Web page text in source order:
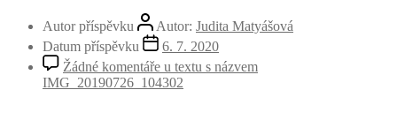
Autor příspěvku Autor: Judita Matyášová
Datum příspěvku
6. 7. 2020
Žádné komentáře u textu s názvem
IMG_20190726_104302